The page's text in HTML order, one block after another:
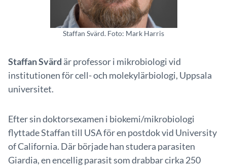
Staffan Svärd. Foto: Mark Harris
Staffan Svärd är professor i mikrobiologi vid
institutionen för cell- och molekylärbiologi, Uppsala
universitet.
Efter sin doktorsexamen i biokemi/mikrobiologi
flyttade Staffan till USA för en postdok vid University
of California. Där började han studera parasiten
Giardia, en encellig parasit som drabbar cirka 250